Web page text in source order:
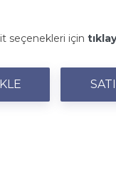
seçenekleri için